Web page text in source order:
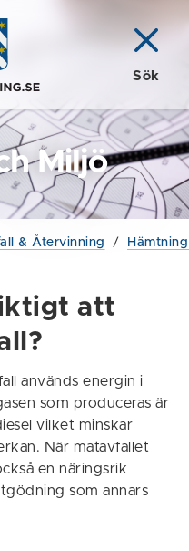
Sök
Miljö
& Återvinning /
att
används energin i
som produceras är
vilket minskar
När matavfallet
en näringsrik
som annars